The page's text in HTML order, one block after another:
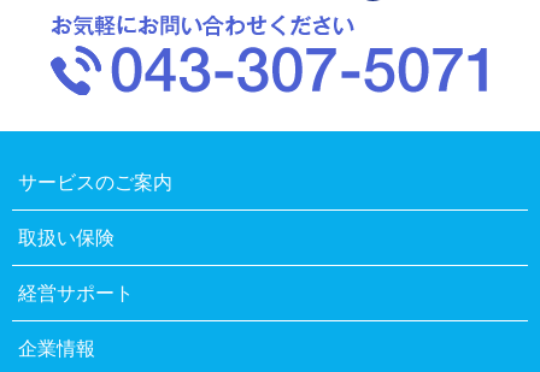
サービスのご案内
取扱い保険
経営サポート
企業情報